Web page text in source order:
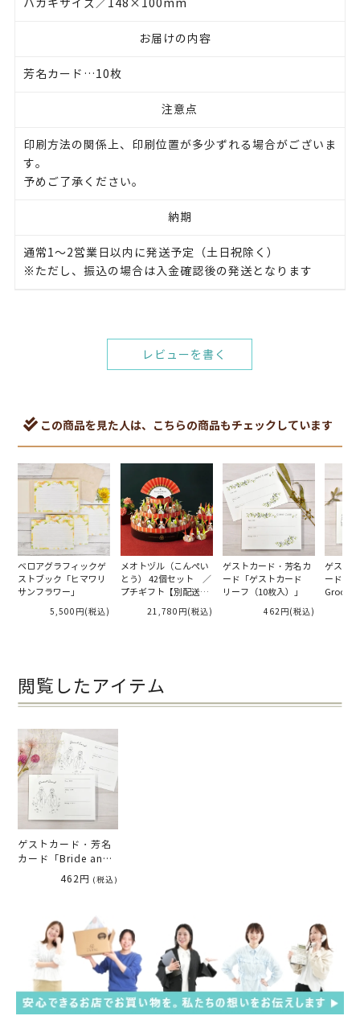
ハガキサイズ／148×100mm
お届けの内容
芳名カード…10枚
注意点
印刷方法の関係上、印刷位置が多少ずれる場合がございま
す。
予めご了承ください。
納期
通常1～2営業日以内に発送予定（土日祝除く）
※ただし、振込の場合は入金確認後の発送となります
レビューを書く
この商品を見た人は、こちらの商品もチェックしています
ベロアグラフィックゲ
ストブック「ヒマワリ
サンフラワー」
5,500円(税込)
メオトヅル（こんぺい
とう） 42個セット ／
プチギフト【別配送
21,780円(税込)
ゲストカード・芳名カ
ード「ゲストカード
リーフ（10枚入）」
462円(税込)
ゲスト
ード「
Groom
閲覧したアイテム
ゲストカード・芳名
カード「Bride and
Groom 和装（10枚
462円 (税込)